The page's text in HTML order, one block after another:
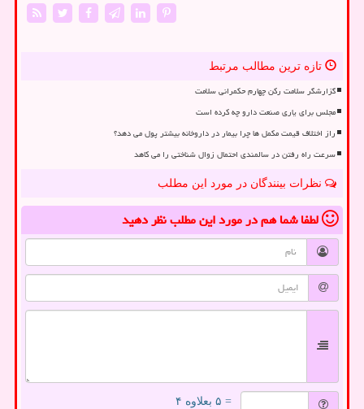
تازه ترین مطالب مرتبط
گزارشگر سلامت رکن چهارم حکمرانی سلامت
مجلس برای یاری صنعت دارو چه کرده است
راز اختلاف قیمت مکمل ها چرا بیمار در داروخانه بیشتر پول می دهد؟
سرعت راه رفتن در سالمندی احتمال زوال شناختی را می کاهد
نظرات بینندگان در مورد این مطلب
لطفا شما همدر مورد این مطلبنظر دهید
= ۵ بعلاوه ۴